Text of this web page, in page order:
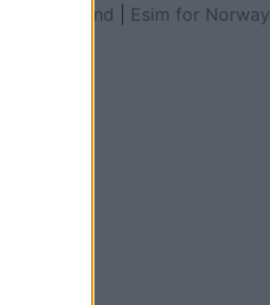
for Finland
Esim for Norway